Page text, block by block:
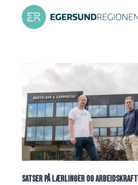
SATSER PÅ LÆRLINGER OG ARBEIDSKRAFT